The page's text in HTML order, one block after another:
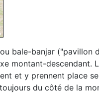
bale-banjar ("pavillon
montant-descendant.
et y prennent place
du côté de la